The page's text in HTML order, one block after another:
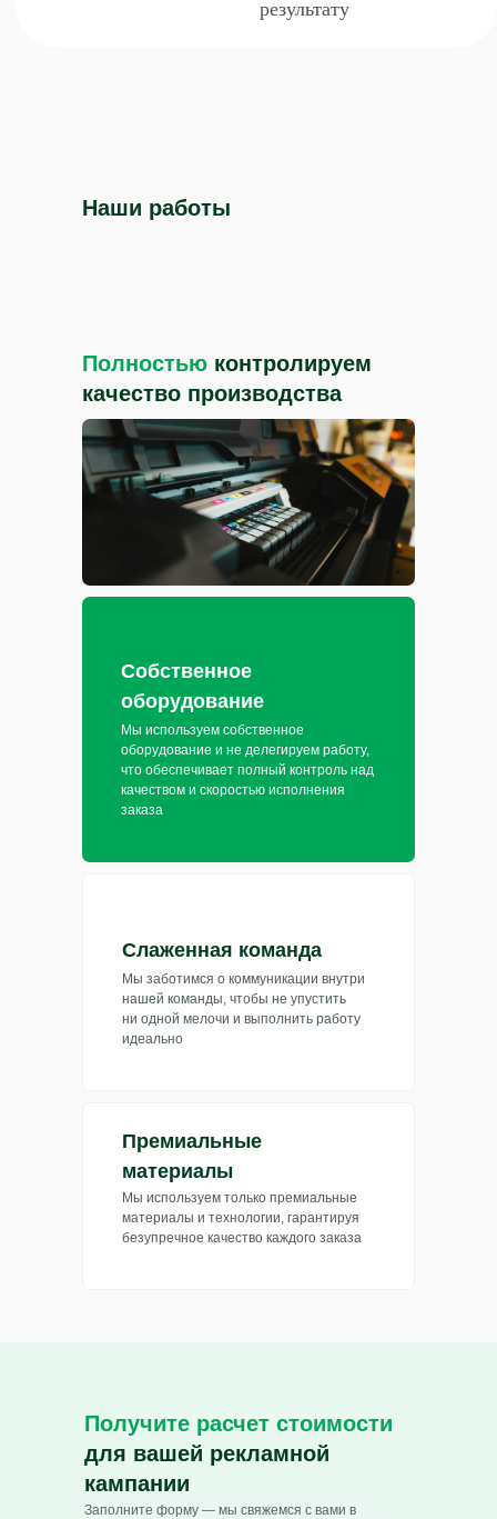
Наши работы
Собственное
оборудование
Мы используем собственное
оборудование и не делегируем работу,
что обеспечивает полный контроль над
качеством и скоростью исполнения
заказа
Полностью контролируем
качество производства
Премиальные
материалы
Мы используем только премиальные
материалы и технологии, гарантируя
безупречное качество каждого заказа
Слаженная команда
Мы заботимся о коммуникации внутри
нашей команды, чтобы не упустить
ни одной мелочи и выполнить работу
идеально
Получите расчет стоимости
для вашей рекламной
кампании
Заполните форму — мы свяжемся с вами в